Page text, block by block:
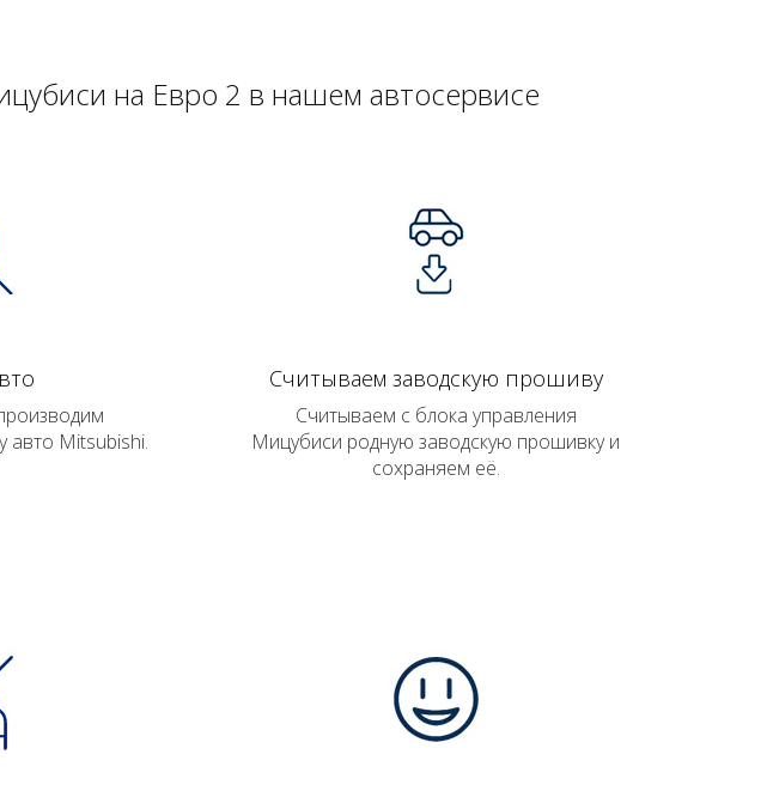
на Евро 2 в нашем автосервисе
авто Mitsubishi.
Считываем заводскую прошиву
Считываем с блока управления
Мицубиси родную заводскую прошивку и
сохраняем её.